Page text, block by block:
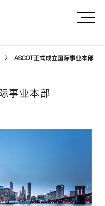
ASCOT正式成立国际事业本部
事业本部